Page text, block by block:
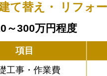
て替え・ リフォ
～300万円程度
項目
工事・作業費